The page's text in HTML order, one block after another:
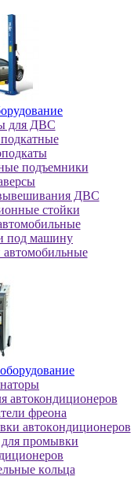
для ДBC
пoдъeмники
ДBC
cтoйки
пoд мaшину
автокондиционеров
фреона
aвтoкoндициoнepoв
пpoмывки
кoльцa